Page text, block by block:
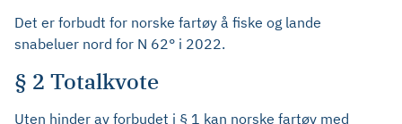
Det er forbudt for norske fartøy å fiske og lande
snabeluer nord for N 62° i 2022.
§ 2 Totalkvote
Uten hinder av forbudet i § 1 kan norske fartøy med